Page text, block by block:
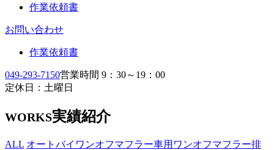
作業依頼書
お問い合わせ
作業依頼書
049-293-7150営業時間 9：30～19：00
定休日：土曜日
WORKS実績紹介
ALL オートバイワンオフマフラー車用ワンオフマフラー排